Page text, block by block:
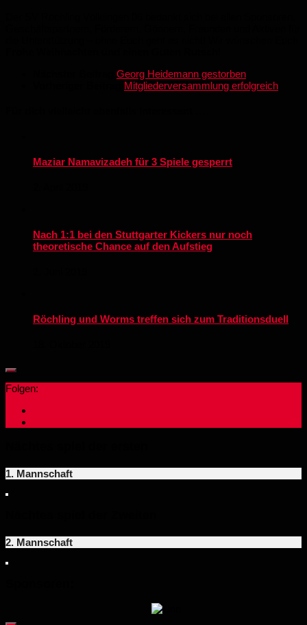
Georg Heidemann gestorben
Mitgliederversammlung erfolgreich
Maziar Namavizadeh für 3 Spiele gesperrt
Nach 1:1 bei den Stuttgarter Kickers nur noch
theoretische Chance auf den Aufstieg
Röchling und Worms treffen sich zum Traditionsduell
Folgen:
1. Mannschaft
2. Mannschaft